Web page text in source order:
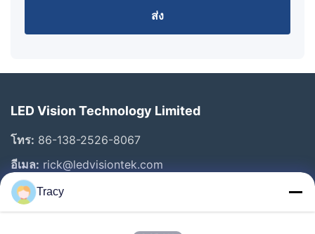
ส่ง
LED Vision Technology Limited
โทร: 86-138-2526-8067
อีเมล: rick@ledvisiontek.com
ลิงก์ด่วน
Tracy